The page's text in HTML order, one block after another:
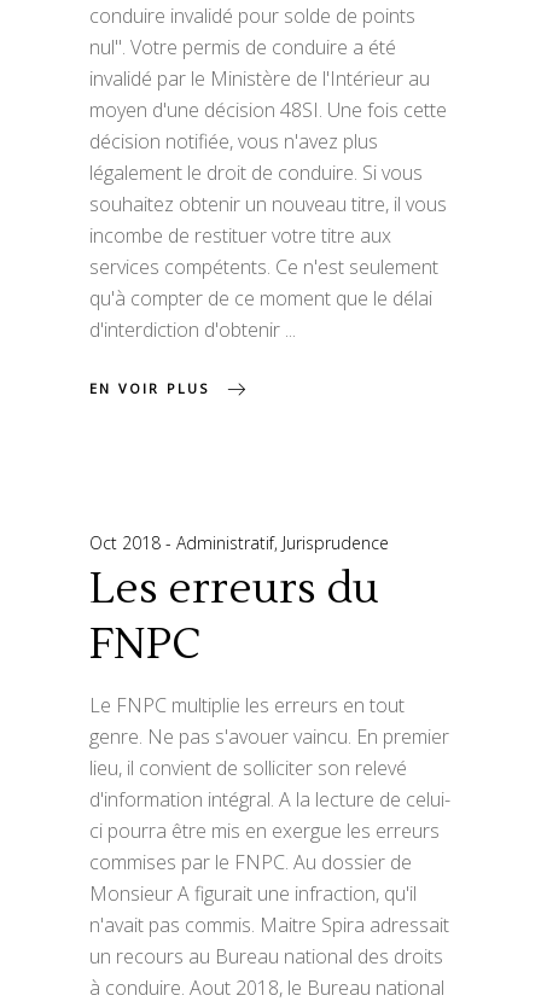
conduire invalidé pour solde de points
nul". Votre permis de conduire a été
invalidé par le Ministère de l'Intérieur au
moyen d'une décision 48SI. Une fois cette
décision notifiée, vous n'avez plus
légalement le droit de conduire. Si vous
souhaitez obtenir un nouveau titre, il vous
incombe de restituer votre titre aux
services compétents. Ce n'est seulement
qu'à compter de ce moment que le délai
d'interdiction d'obtenir
EN VOIR PLUS
Oct 2018 Administratif, Jurisprudence
Les erreurs du
FNPC
Le FNPC multiplie les erreurs en tout
genre. Ne pas s'avouer vaincu. En premier
lieu, il convient de solliciter son relevé
d'information intégral. A la lecture de celui-
ci pourra être mis en exergue les erreurs
commises par le FNPC. Au dossier de
Monsieur A figurait une infraction, qu'il
n'avait pas commis. Maitre Spira adressait
un recours au Bureau national des droits
à conduire. Aout 2018, le Bureau national